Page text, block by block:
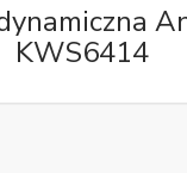
KWS6414